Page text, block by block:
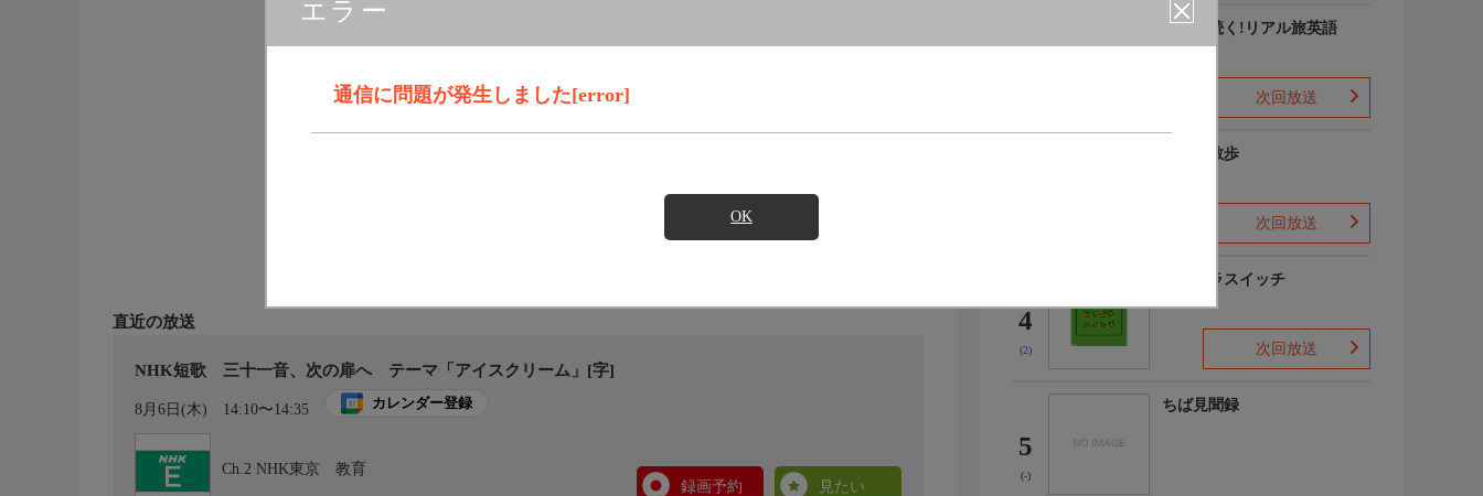
エラー
通信に問題が発生しました[error]
OK
直近の放送
NHK短歌 三十一音、次の扉へ テーマ「アイスクリーム」[字]
8月6日(木) 14:10〜14:35 カレンダー登録
Ch.2 NHK東京 教育
録画予約
見たい
会話が続く!リアル旅英語
次回放送
じゅん散歩
次回放送
4
(2)
ピタゴラスイッチ
次回放送
5
(-)
ちば見聞録